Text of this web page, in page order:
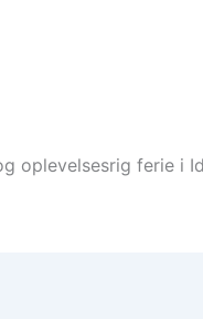
oplevelsesrig ferie i